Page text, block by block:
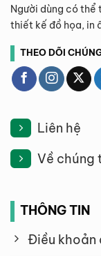
Người dùng có thể
thiết kế đồ họa, in
THEO DÕI
Liên hệ
Về chúng
THÔNG TIN
Điều khoản